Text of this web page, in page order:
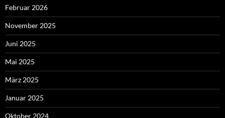
Februar 2026
November 2025
Juni 2025
Mai 2025
März 2025
Januar 2025
Oktober 2024